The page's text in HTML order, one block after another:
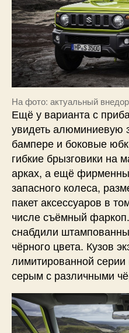
На фото: актуальный
Ещё у варианта с
увидеть алюминиевую
бампере и боковые
гибкие брызговики на
арках, а ещё
запасного колеса,
пакет аксессуаров в
числе съёмный
снабдили
чёрного цвета. Кузов
лимитированной
серым с различными